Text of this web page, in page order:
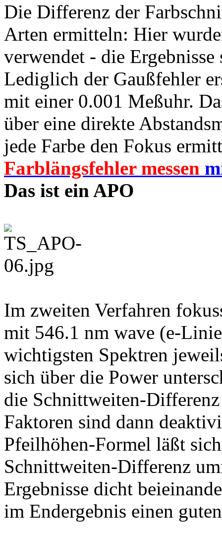
Die Differenz der
Arten ermitteln: Hier
verwendet - die
Lediglich der Gaußfehler
mit einer 0.001 Meßuhr.
über eine direkte
jede Farbe den Fokus
Farblängsfehler messen
Das ist ein APO
Im zweiten Verfahren
mit 546.1 nm wave (e-
wichtigsten Spektren
sich über die Power
die Schnittweiten-
Faktoren sind dann
Pfeilhöhen-Formel läßt
Schnittweiten-Differenz
Ergebnisse dicht
im Endergebnis einen